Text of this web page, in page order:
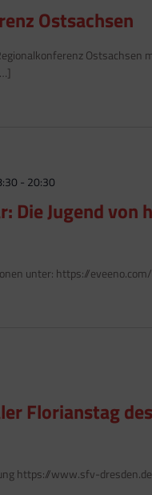
Ostsachsen
Ostsachsen
Die Jugend von
- 20:30
unter: https://
Florianstag
https://www.sfv-